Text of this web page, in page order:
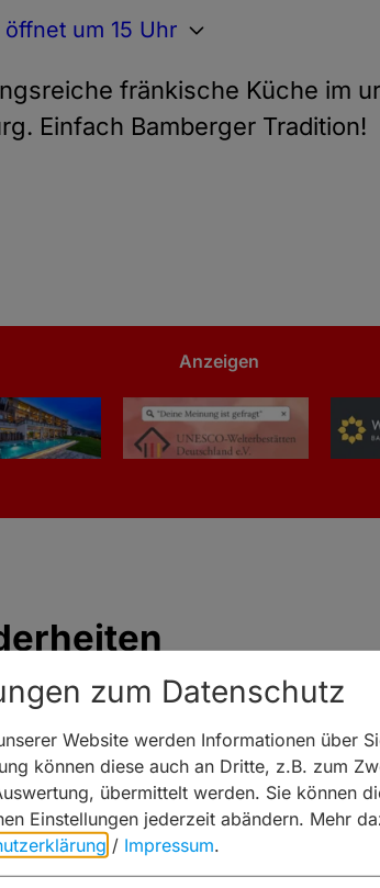
um 15 Uhr
fränkische Küche im
Einfach Bamberger Tradition!
Anzeigen
Zwickel, Märzen, Greif-R,
zum Datenschutz
Website werden Informationen über
können diese auch an Dritte, z.B. zum
übermittelt werden. Sie können
Einstellungen jederzeit abändern. Mehr
/ Impressum.